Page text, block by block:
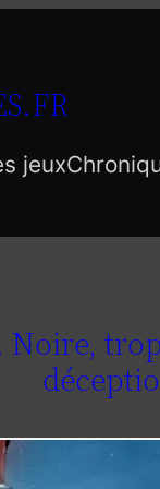
jeux
Noire,